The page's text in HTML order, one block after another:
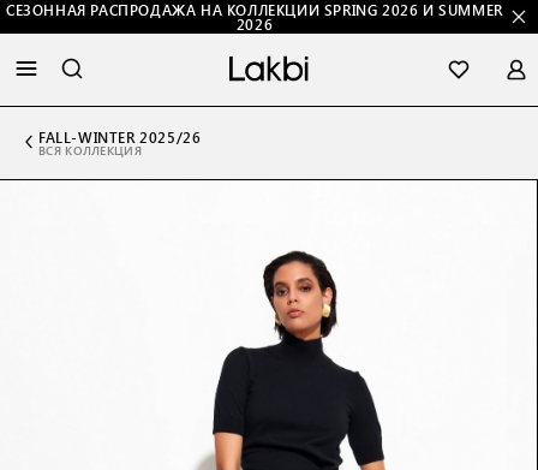
СЕЗОННАЯ РАСПРОДАЖА НА КОЛЛЕКЦИИ SPRING 2026 И SUMMER
2026
FALL-WINTER 2025/26
ВСЯ КОЛЛЕКЦИЯ